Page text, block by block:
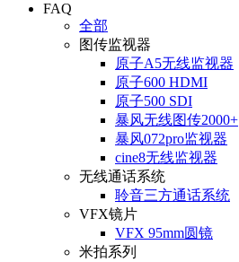
FAQ
全部
图传监视器
原子A5无线监视器
原子600 HDMI
原子500 SDI
暴风无线图传2000+
暴风072pro监视器
cine8无线监视器
无线通话系统
聆音三方通话系统
VFX镜片
VFX 95mm圆镜
米拍系列